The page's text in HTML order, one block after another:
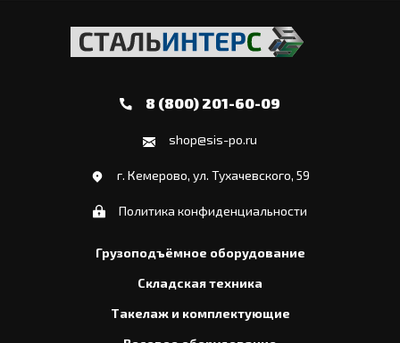
8 (800) 201-60-09
shop@sis-po.ru
г. Кемерово, ул. Тухачевского, 59
Политика конфиденциальности
Грузоподъёмное оборудование
Складская техника
Такелаж и комплектующие